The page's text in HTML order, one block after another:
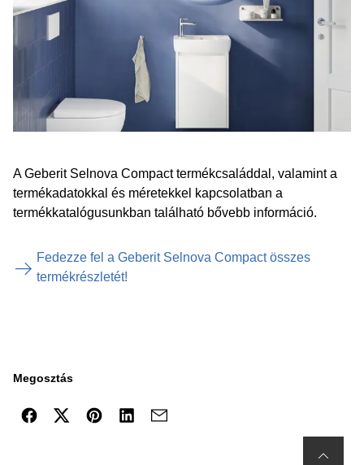
A Geberit Selnova Compact termékcsaláddal, valamint a
termékadatokkal és méretekkel kapcsolatban a
termékkatalógusunkban található bővebb információ.
Fedezze fel a Geberit Selnova Compact összes
termékrészletét!
Megosztás